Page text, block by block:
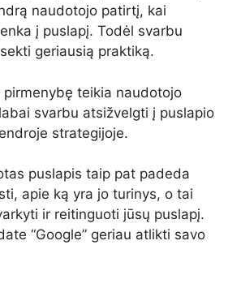
naudotojo patirtį, kai
į puslapį. Todėl svarbu
geriausią praktiką.
pirmenybę teikia naudotojo
svarbu atsižvelgti į puslapio
strategijoje.
puslapis taip pat padeda
apie ką yra jo turinys, o tai
ir reitinguoti jūsų puslapį.
“Google” geriau atlikti savo